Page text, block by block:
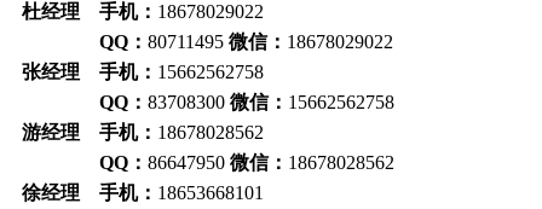
杜经理 手机： 18678029022
QQ： 80711495 微信： 18678029022
张经理 手机： 15662562758
QQ： 83708300 微信： 15662562758
游经理 手机： 18678028562
QQ： 86647950 微信： 18678028562
徐经理 手机： 18653668101